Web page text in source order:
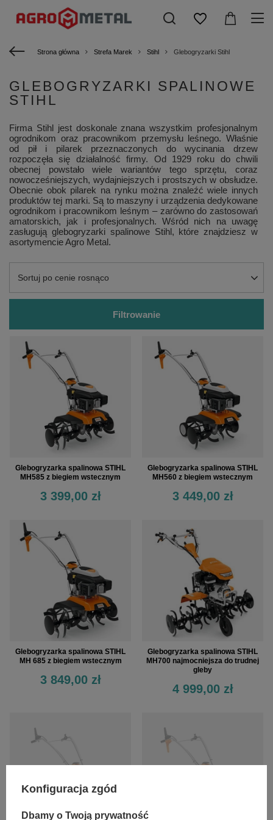
Strona główna Strefa Marek Stihl Glebogryzarki Stihl
GLEBOGRYZARKI SPALINOWE
STIHL
Firma Stihl jest doskonale znana wszystkim profesjonalnym
ogrodnikom oraz pracownikom przemysłu leśnego. Właśnie
od pił i pilarek przeznaczonych do wycinania drzew
rozpoczęła się działalność firmy. Od 1929 roku do chwili
obecnej powstało wiele wariantów tego sprzętu, coraz
nowocześniejszych, wydajniejszych i prostszych w obsłudze.
Obecnie obok pilarek na rynku można znaleźć wiele innych
produktów tej marki. Są to maszyny i urządzenia dedykowane
ogrodnikom i pracownikom leśnym – zarówno do zastosowań
amatorskich, jak i profesjonalnych. Wśród nich na uwagę
zasługują glebogryzarki spalinowe Stihl, które znajdziesz w
asortymencie Agro Metal.
Zmień sortowanie
Sortuj po cenie rosnąco
Filtrowanie
Glebogryzarka spalinowa STIHL
MH585 z biegiem wstecznym
3 399,00 zł
Glebogryzarka spalinowa STIHL
MH560 z biegiem wstecznym
3 449,00 zł
Glebogryzarka spalinowa STIHL
MH 685 z biegiem wstecznym
3 849,00 zł
Glebogryzarka spalinowa STIHL
MH700 najmocniejsza do trudnej
gleby
4 999,00 zł
Konfiguracja zgód
Dbamy o Twoją prywatność